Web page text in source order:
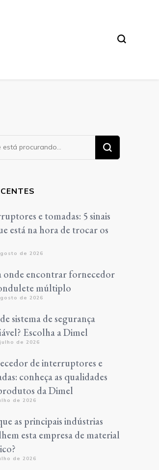
e tomadas: 5 sinais
está na hora de trocar os
de 2026
onde encontrar fornecedor
múltiplo
de 2026
sistema de segurança
Escolha a Dimel
de 2026
de interruptores e
conheça as qualidades
da Dimel
de 2026
as principais indústrias
esta empresa de material
de 2026